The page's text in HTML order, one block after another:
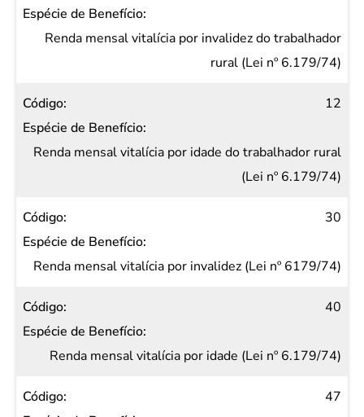
Renda mensal vitalícia por invalidez do trabalhador
rural (Lei nº 6.179/74)
12
Renda mensal vitalícia por idade do trabalhador rural
(Lei nº 6.179/74)
30
Renda mensal vitalícia por invalidez (Lei nº 6179/74)
40
Renda mensal vitalícia por idade (Lei nº 6.179/74)
47